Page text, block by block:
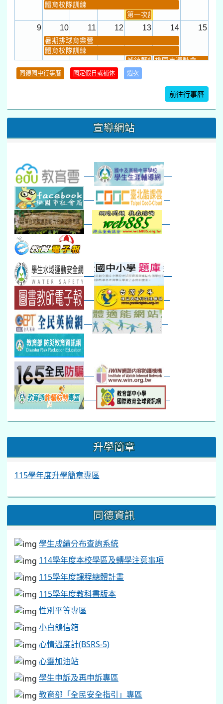
體育校隊訓練
第一次課發會 (12:30~)
9 10 11 12 13 14 15
暑期排球育樂營
體育校隊訓練
城鎮韌性(防空)演習
桃園市運動會
暑期體育育樂營結束
21 22
桃園市運動會
數感實驗夏令營(整天)
新生智力測驗補測(...
下午-新進教師研習
教師備課會議
新生訓練(整天)新生訓練(~12:00)
下午-校務會議14:00-
八九年級返校8-9
防災演練工作分配及...
30 31 2 3
本週_健康檢查週各班器材負責人訓練
發放班級書箱及晨讀...
技藝教育學程說明會...
12:30幹部訓練七年級新生健檢
本週_友善校園週收學生證、換補教科...
本週_圖書館開放借...
開學日
第一週
超額比序暨免試入學...
同德國中行事曆 國定假日或補休 週次
前往行事曆
宣導網站
::: 升學簡章
115學年度升學簡章專區
同德資訊
學生成績分布查詢系統
114學年度本校學區及轉學注意事項
115學年度課程總體計畫
115學年度教科書版本
性別平等專區
小白鴿信箱
心情溫度計(BSRS-5)
心靈加油站
學生申訴及再申訴專區
教育部「全民安全指引」專區